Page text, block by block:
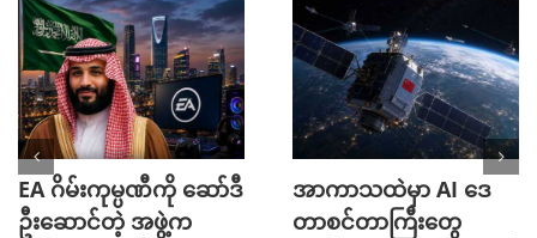
EA ဂိမ်းကုမ္ပဏီကို ဆော်ဒီ
ဦးဆောင်တဲ့ အဖွဲ့က
အာကာသထဲမှာ AI ဒေ
တာစင်တာကြီးတွေ